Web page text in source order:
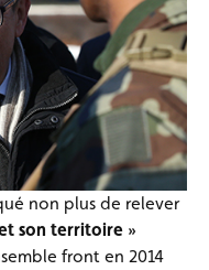
non plus de relever
son territoire »
front en 2014